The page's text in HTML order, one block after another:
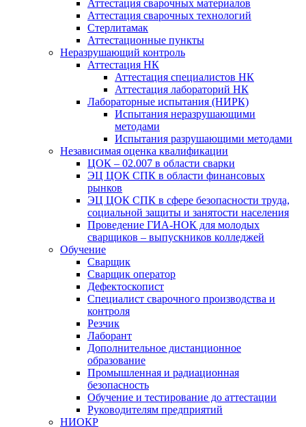
Аттестация сварочных материалов
Аттестация сварочных технологий
Стерлитамак
Аттестационные пункты
Неразрушающий контроль
Аттестация НК
Аттестация специалистов НК
Аттестация лабораторий НК
Лабораторные испытания (НИРК)
Испытания неразрушающими
методами
Испытания разрушающими методами
Независимая оценка квалификации
ЦОК – 02.007 в области сварки
ЭЦ ЦОК СПК в области финансовых
рынков
ЭЦ ЦОК СПК в сфере безопасности труда,
социальной защиты и занятости населения
Проведение ГИА-НОК для молодых
сварщиков – выпускников колледжей
Обучение
Сварщик
Сварщик оператор
Дефектоскопист
Специалист сварочного производства и
контроля
Резчик
Лаборант
Дополнительное дистанционное
образование
Промышленная и радиационная
безопасность
Обучение и тестирование до аттестации
Руководителям предприятий
НИОКР